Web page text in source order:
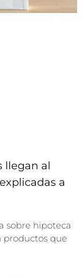
llegan al
a
sobre hipoteca
productos que